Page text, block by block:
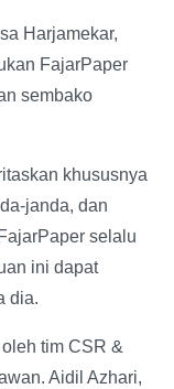
Harjamekar,
FajarPaper
sembako
khususnya
janda, dan
selalu
ini dapat
dia.
tim CSR &
Aidil Azhari,